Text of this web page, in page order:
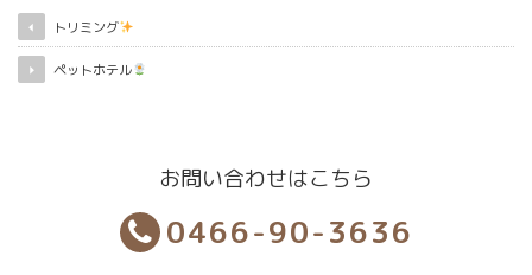
トリミング
ペットホテル
お問い合わせはこちら
0466-90-3636